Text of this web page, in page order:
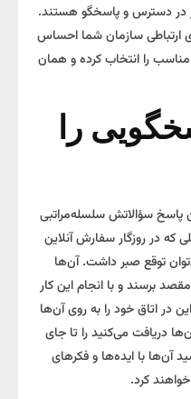
در دسترس و پاسخگو هستند.
ارتباطی سازمان شما احساس
را انتخاب کرده و همان
را
پاسخ سؤالاتش سلسله‌مراتبی
که در روزگار سفارش آنلاین
توقع صبر داشت. آن‌ها
برسند و با انجام این کار
در اتاق خود را به روی آن‌ها
دریافت می‌کنید را تا جای
آن‌ها با ایده‌ها و فکرهای
کرد.